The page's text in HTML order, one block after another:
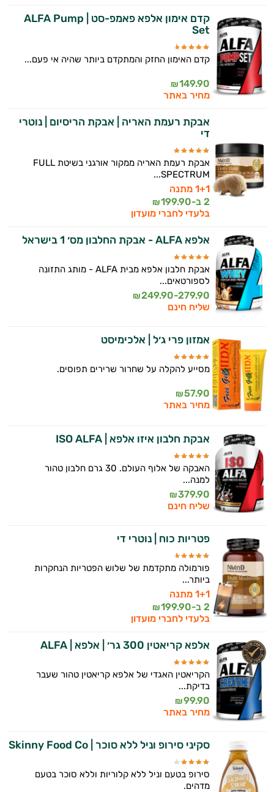
קדם אימון אלפא פאמפ-סט | ALFA Pump
Set
קדם האימון החזק והמתקדם ביותר שהיה אי פעם...
149.90
₪
מחיר באתר
אבקת רעמת האריה | אבקת הריסיום | נוטרי
די
אבקת רעמת האריה ממקור אורגני בשיטת FULL
SPECTRUM...
1+1 מתנה
2 ב-
199.90
₪
בלעדי לחברי מועדון
אלפא ALFA - אבקת החלבון מס׳ 1 בישראל
אבקת חלבון אלפא מבית ALFA - מותג התזונה
לספורטאים...
249.90-279.90
₪
שליח חינם
אמזון פרי ג׳ל | אלכימיסט
מסייע להקלה על שחרור שרירים תפוסים.
57.90
₪
מחיר באתר
אבקת חלבון איזו אלפא | ISO ALFA
האבקה של אלוף העולם. 30 גרם חלבון טהור
למנה...
379.90
₪
שליח חינם
פטריות כוח | נוטרי די
פורמולה מתקדמת של שלוש הפטריות הנחקרות
ביותר...
1+1 מתנה
2 ב-
199.90
₪
בלעדי לחברי מועדון
אלפא קריאטין 300 גר׳ | אלפא | ALFA
הקריאטין האגדי של אלפא קריאטין טהור שעבר
בדיקת...
99.90
₪
מחיר באתר
סקיני סירופ וניל ללא סוכר | Skinny Food Co
סירופ בטעם וניל ללא קלוריות וללא סוכר בטעם
מדהים.